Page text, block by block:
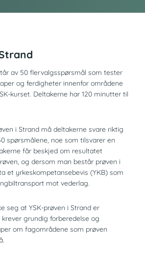
av 50 flervalgsspørsmål som tester
og ferdigheter innenfor områdene
kurset. Deltakerne har 120 minutter til
i Strand må deltakerne svare riktig
spørsmålene, noe som tilsvarer en
får beskjed om resultatet
og dersom man består prøven i
et yrkeskompetansebevis (YKB) som
mot vederlag.
seg at YSK-prøven i Strand er
grundig forberedelse og
om fagområdene som prøven